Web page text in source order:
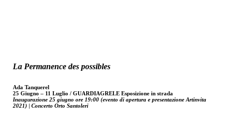
La Permanence des possibles
Ada Tanquerel
25 Giugno – 11 Luglio / GUARDIAGRELE Esposizione in strada
Inaugurazione 25 giugno ore 19:00 (evento di apertura e presentazione Artinvita
2021) | Concerto Orto Santoleri